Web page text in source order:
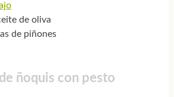
de oliva
de piñones
ñoquis con pesto